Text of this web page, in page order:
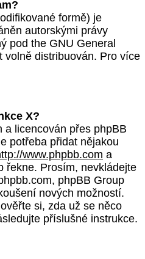
formě) je
autorskými právy
pod the GNU General
volně distribuován. Pro více
X?
a licencován přes phpBB
potřeba přidat nějakou
www.phpbb.com a
řekne. Prosím, nevkládejte
phpBB Group
nových možností.
si, zda už se něco
příslušné instrukce.